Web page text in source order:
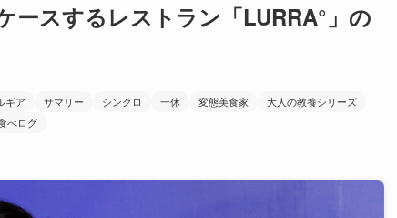
ースするレストラン「LURRA°」の
ギア サマリー シンクロ 一休 変態美食家
大人の教養シリーズ
べログ